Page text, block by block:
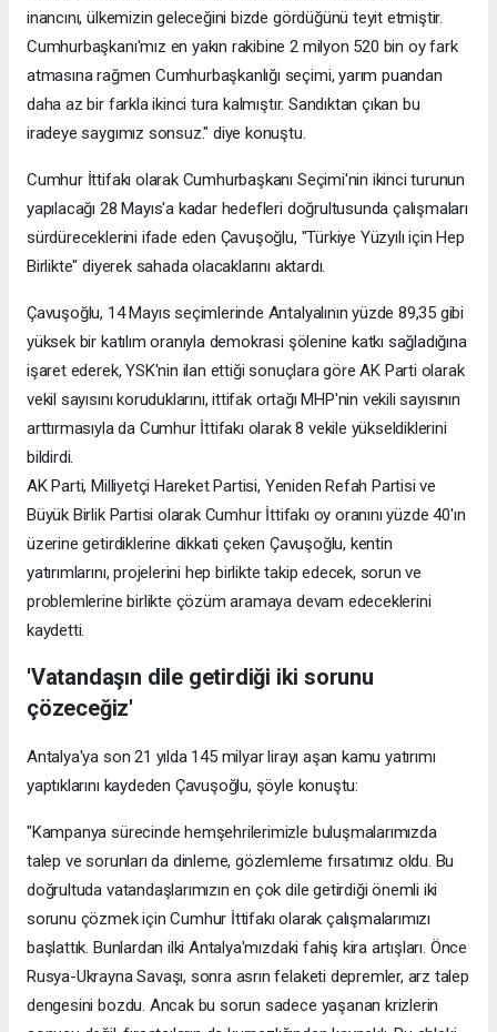
inancını, ülkemizin geleceğini bizde gördüğünü teyit etmiştir.
Cumhurbaşkanı'mız en yakın rakibine 2 milyon 520 bin oy fark
atmasına rağmen Cumhurbaşkanlığı seçimi, yarım puandan
daha az bir farkla ikinci tura kalmıştır. Sandıktan çıkan bu
iradeye saygımız sonsuz." diye konuştu.
Cumhur İttifakı olarak Cumhurbaşkanı Seçimi'nin ikinci turunun
yapılacağı 28 Mayıs'a kadar hedefleri doğrultusunda çalışmaları
sürdüreceklerini ifade eden Çavuşoğlu, "Türkiye Yüzyılı için Hep
Birlikte" diyerek sahada olacaklarını aktardı.
Çavuşoğlu, 14 Mayıs seçimlerinde Antalyalının yüzde 89,35 gibi
yüksek bir katılım oranıyla demokrasi şölenine katkı sağladığına
işaret ederek, YSK'nin ilan ettiği sonuçlara göre AK Parti olarak
vekil sayısını koruduklarını, ittifak ortağı MHP'nin vekili sayısının
arttırmasıyla da Cumhur İttifakı olarak 8 vekile yükseldiklerini
bildirdi.
AK Parti, Milliyetçi Hareket Partisi, Yeniden Refah Partisi ve
Büyük Birlik Partisi olarak Cumhur İttifakı oy oranını yüzde 40'ın
üzerine getirdiklerine dikkati çeken Çavuşoğlu, kentin
yatırımlarını, projelerini hep birlikte takip edecek, sorun ve
problemlerine birlikte çözüm aramaya devam edeceklerini
kaydetti.
'Vatandaşın dile getirdiği iki sorunu
çözeceğiz'
Antalya'ya son 21 yılda 145 milyar lirayı aşan kamu yatırımı
yaptıklarını kaydeden Çavuşoğlu, şöyle konuştu:
"Kampanya sürecinde hemşehrilerimizle buluşmalarımızda
talep ve sorunları da dinleme, gözlemleme fırsatımız oldu. Bu
doğrultuda vatandaşlarımızın en çok dile getirdiği önemli iki
sorunu çözmek için Cumhur İttifakı olarak çalışmalarımızı
başlattık. Bunlardan ilki Antalya'mızdaki fahiş kira artışları. Önce
Rusya-Ukrayna Savaşı, sonra asrın felaketi depremler, arz talep
dengesini bozdu. Ancak bu sorun sadece yaşanan krizlerin